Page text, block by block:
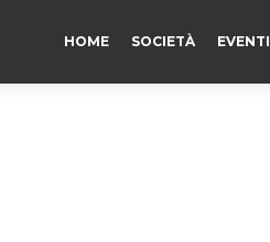
HOME SOCIETÀ EVENTI